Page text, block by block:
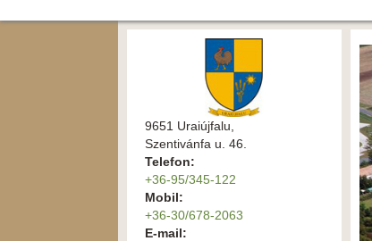
9651 Uraiújfalu,
Szentivánfa u. 46.
Telefon:
+36-95/345-122
Mobil:
+36-30/678-2063
E-mail: